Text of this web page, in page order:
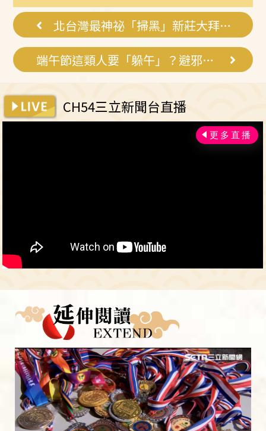
疑人生
囊，瘦出...
北台灣最神祕「掃黑」新莊大拜拜登場
端午節這類人要「躲午」？避邪開運一次看
CH54三立新聞台直播